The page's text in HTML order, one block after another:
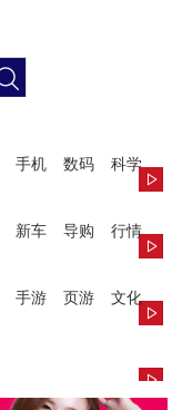
手机 数码
科学
新车 导购
行情
手游 页游
文化